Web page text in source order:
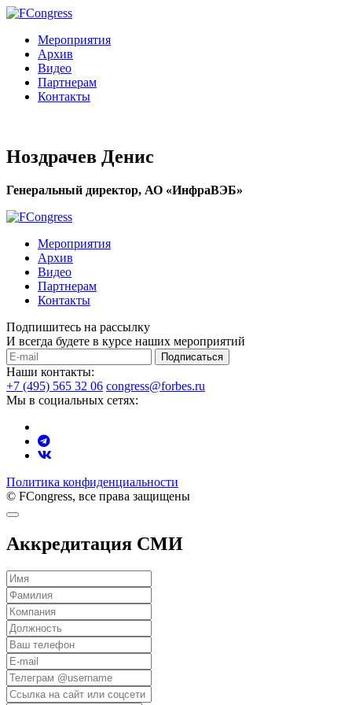
Мероприятия
Архив
Видео
Партнерам
Контакты
Ноздрачев Денис
Генеральный директор, АО «ИнфраВЭБ»
Мероприятия
Архив
Видео
Партнерам
Контакты
Подпишитесь на рассылку
И всегда будете в курсе наших мероприятий
Подписаться
Наши контакты:
+7 (495) 565 32 06 congress@forbes.ru
Мы в социальных сетях:
Политика конфиденциальности
© FCongress, все права защищены
Аккредитация СМИ